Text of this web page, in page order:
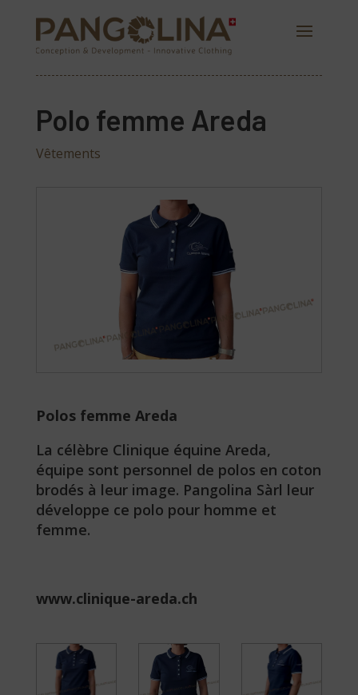
Polo femme Areda
Vêtements
Polos femme Areda
La célèbre Clinique équine Areda,
équipe sont personnel de polos en coton
brodés à leur image. Pangolina Sàrl leur
développe ce polo pour homme et
femme.
www.clinique-areda.ch